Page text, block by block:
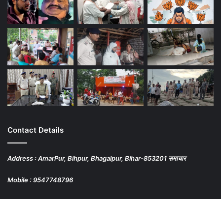
Contact Details
Address : AmarPur, Bihpur, Bhagalpur, Bihar-853201 समाचार
Mobile : 9547748796